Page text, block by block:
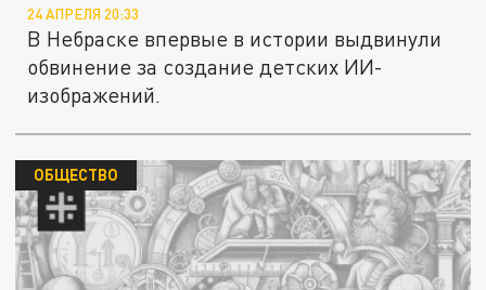
24 АПРЕЛЯ 20:33
В Небраске впервые в истории выдвинули
обвинение за создание детских ИИ-
изображений.
ОБЩЕСТВО